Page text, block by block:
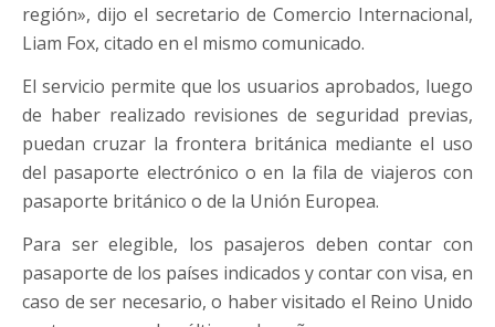
región», dijo el secretario de Comercio Internacional,
Liam Fox, citado en el mismo comunicado.
El servicio permite que los usuarios aprobados, luego
de haber realizado revisiones de seguridad previas,
puedan cruzar la frontera británica mediante el uso
del pasaporte electrónico o en la fila de viajeros con
pasaporte británico o de la Unión Europea.
Para ser elegible, los pasajeros deben contar con
pasaporte de los países indicados y contar con visa, en
caso de ser necesario, o haber visitado el Reino Unido